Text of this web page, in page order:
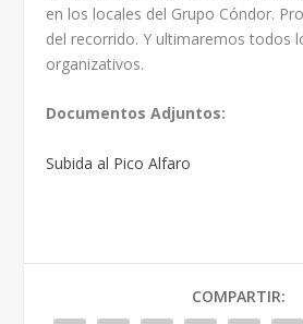
en los locales del Grupo Cóndor.
del recorrido. Y ultimaremos todos
organizativos.
Documentos Adjuntos:
Subida al Pico Alfaro
COMPARTIR: